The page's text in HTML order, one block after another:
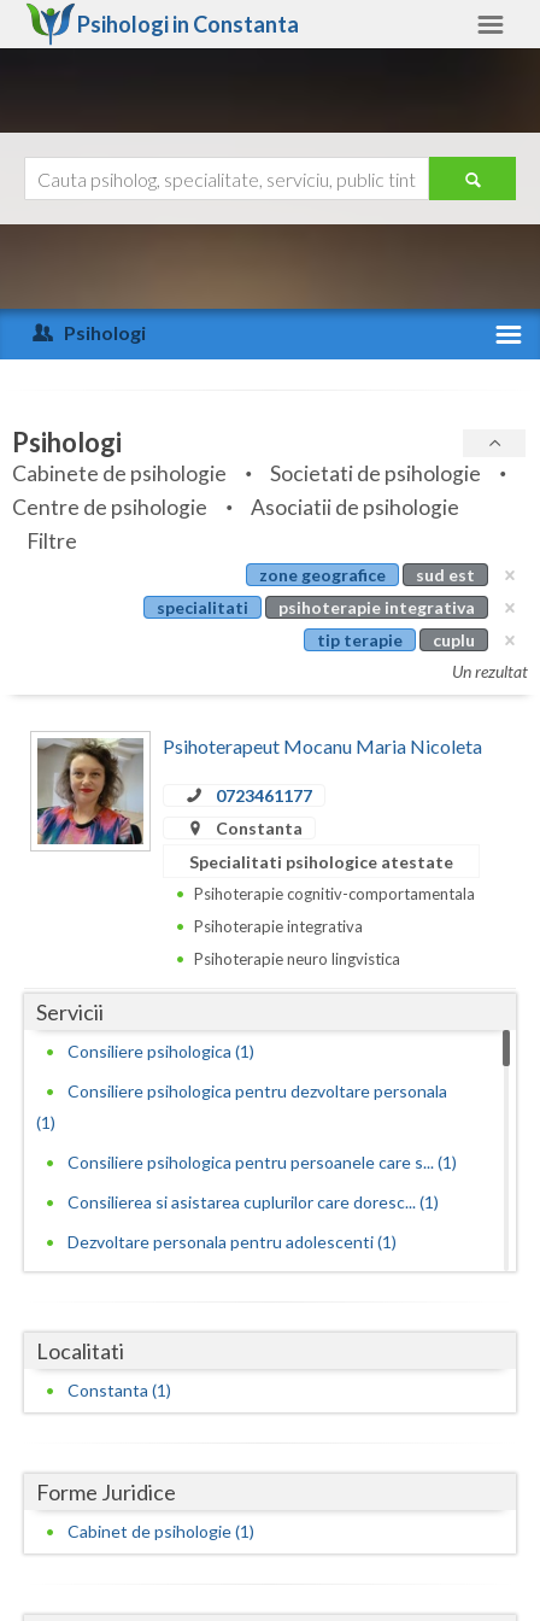
Psihologi in Constanta
Arad
Arges
Bihor
Bistrita-Nasaud
Botosani
Bucuresti
Buzau
Calarasi
Caras-Severin
Covasna
Dambovita
Dolj
Galati
Harghita
Hunedoara
Ialomita
Ilfov
Mures
Ajutor
Psihologi
Specialitati
Servicii
Articole
Psihologi
Cabinete de psihologie
Societati de psihologie
Centre de psihologie
Asociatii de psihologie
Filtre
zone geografice
sud est
specialitati
psihoterapie integrativa
tip terapie
cuplu
Un rezultat
Psihoterapeut Mocanu Maria Nicoleta
0723461177
Constanta
Specialitati psihologice atestate
Psihoterapie cognitiv-comportamentala
Psihoterapie integrativa
Psihoterapie neuro lingvistica
Servicii
Consiliere psihologica (1)
Consiliere psihologica pentru dezvoltare personala
(1)
Consiliere psihologica pentru persoanele care s... (1)
Consilierea si asistarea cuplurilor care doresc... (1)
Dezvoltare personala pentru adolescenti (1)
Educatie parentala pentru parinti sau alte pers... (1)
Interventie psihologica in tulburarile de invatare (1)
Interventie psihoterapeutica in mutismul selectiv (1)
Interventie psihoterapeutica in probleme de cuplu
(1)
Localitati
Constanta (1)
Forme Juridice
Cabinet de psihologie (1)